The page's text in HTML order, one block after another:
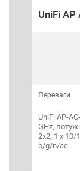
UniFi AP
Переваги:
UniFi AP-
GHz,
2x2, 1 х 10/
b/g/n/ас